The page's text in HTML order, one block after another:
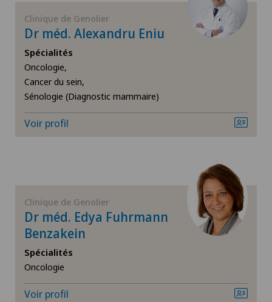
Arthrose de la hanche
Arthrose de l’épaule
Arthrose du genou
Calcification de l’épaule
Cardiologie
Cataracte
Clinique de Genolier
Dr méd. Alexandru Eniu
Spécialités
Oncologie,
Cancer du sein,
Sénologie (Diagnostic mammaire)
Voir profil
Clinique de Genolier
Dr méd. Edya Fuhrmann
Benzakein
Spécialités
Oncologie
Voir profil